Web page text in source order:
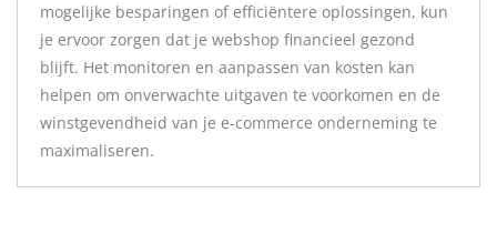
mogelijke besparingen of efficiëntere oplossingen, kun
je ervoor zorgen dat je webshop financieel gezond
blijft. Het monitoren en aanpassen van kosten kan
helpen om onverwachte uitgaven te voorkomen en de
winstgevendheid van je e-commerce onderneming te
maximaliseren.